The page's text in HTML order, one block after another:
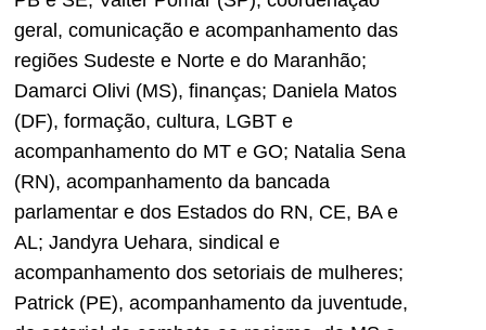
geral, comunicação e acompanhamento das
regiões Sudeste e Norte e do Maranhão;
Damarci Olivi (MS), finanças; Daniela Matos
(DF), formação, cultura, LGBT e
acompanhamento do MT e GO; Natalia Sena
(RN), acompanhamento da bancada
parlamentar e dos Estados do RN, CE, BA e
AL; Jandyra Uehara, sindical e
acompanhamento dos setoriais de mulheres;
Patrick (PE), acompanhamento da juventude,